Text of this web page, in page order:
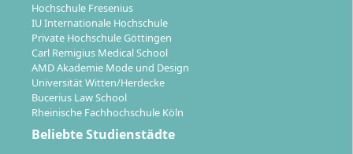
Hochschule Fresenius
IU Internationale Hochschule
Private Hochschule Göttingen
Carl Remigius Medical School
AMD Akademie Mode und Design
Universität Witten/Herdecke
Bucerius Law School
Rheinische Fachhochschule Köln
Beliebte Studienstädte